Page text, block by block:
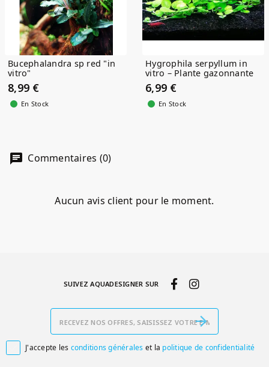
Bucephalandra sp red "in
vitro"
8,99 €
En Stock
Hygrophila serpyllum in
vitro – Plante gazonnante
facile...
6,99 €
En Stock
Commentaires (0)
Aucun avis client pour le moment.
J'accepte les conditions générales et la politique de confidentialité
SUIVEZ AQUADESIGNER SUR